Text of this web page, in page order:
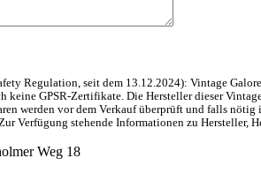
Regulation, seit dem 13.12.2024): Vintage
keine GPSR-Zertifikate. Die Hersteller dieser
werden vor dem Verkauf überprüft und falls
Verfügung stehende Informationen zu Hersteller,
Weg 18